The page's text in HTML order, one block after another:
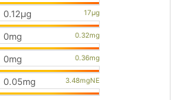
0.12μg
0mg
0mg
0.05mg